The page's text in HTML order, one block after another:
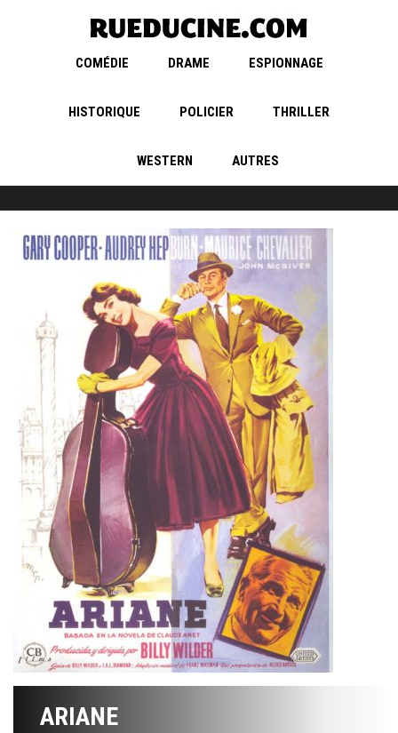
COMÉDIE DRAME ESPIONNAGE
HISTORIQUE POLICIER THRILLER
WESTERN AUTRES
ARIANE